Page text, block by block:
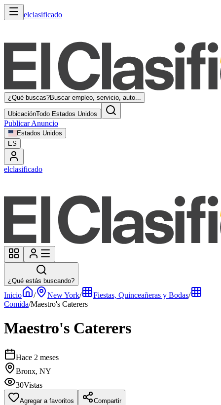
elclasificado
¿Qué buscas?Buscar empleo, servicio, auto...
UbicaciónTodo Estados Unidos
Publicar Anuncio
Estados Unidos
ES
elclasificado
¿Qué estás buscando?
Inicio / New York/ Fiestas, Quinceañeras y Bodas/
Comida/Maestro's Caterers
Maestro's Caterers
Hace 2 meses
Bronx, NY
30Vistas
Agregar a favoritos Compartir